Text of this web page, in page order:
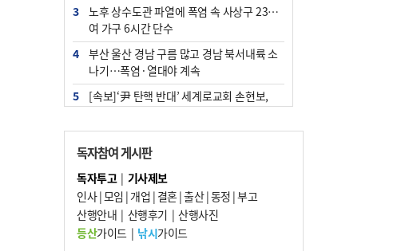
3
노후 상수도관 파열에 폭염 속 사상구 2300
여 가구 6시간 단수
4
부산 울산 경남 구름 많고 경남 북서내륙 소
나기…폭염·열대야 계속
5
[속보]‘尹 탄핵 반대’ 세계로교회 손현보,
군사기밀 유출자 색출 지시
7
부산 주유소 휘발유 평균가 ℓ당 1849원…
전주보다 3원 ↓
8
[속보] ‘심판 성접대’ 논란 축구협회 공식 사
과…“현재는 부적절 행위 없어”
독자참여 게시판
독자투고| 기사제보
인사|모임 | 개업 | 결혼|출산|동정 |부고
산행안내 | 산행후기 | 산행사진
등산가이드| 낚시가이드